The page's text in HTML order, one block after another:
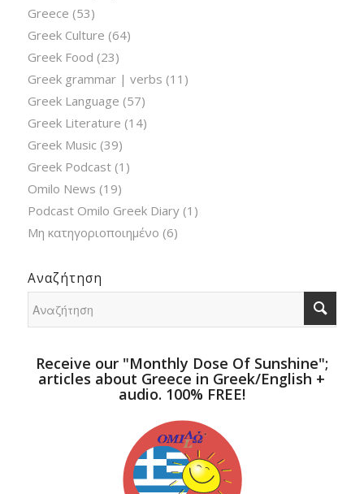
Greece (53)
Greek Culture (64)
Greek Food (23)
Greek grammar | verbs (11)
Greek Language (57)
Greek Literature (14)
Greek Music (39)
Greek Podcast(1)
Omilo News (19)
Podcast Omilo Greek Diary(1)
Μη κατηγοριοποιημένο (6)
Αναζήτηση
Receive our "Monthly Dose Of Sunshine";
articles about Greece in Greek/English +
audio. 100% FREE!